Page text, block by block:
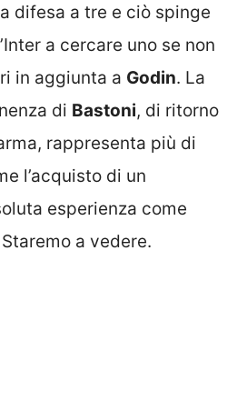
difesa a tre e ciò spinge
a cercare uno se non
in aggiunta a Godin. La
di Bastoni, di ritorno
rappresenta più di
l’acquisto di un
esperienza come
a vedere.